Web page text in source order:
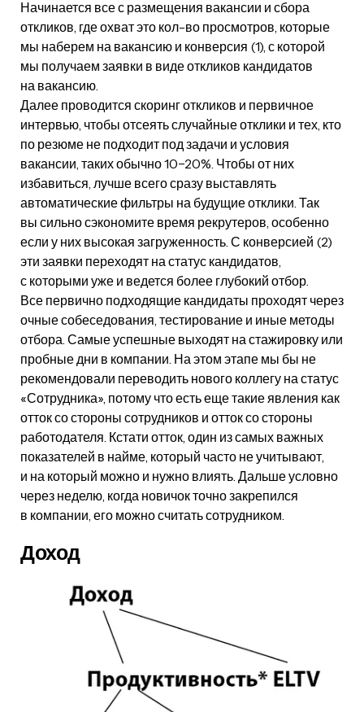
Начинается все с размещения вакансии и сбора
откликов, где охват это кол-во просмотров, которые
мы наберем на вакансию и конверсия (1), с которой
мы получаем заявки в виде откликов кандидатов
на вакансию.
Далее проводится скоринг откликов и первичное
интервью, чтобы отсеять случайные отклики и тех, кто
по резюме не подходит под задачи и условия
вакансии, таких обычно 10−20%. Чтобы от них
избавиться, лучше всего сразу выставлять
автоматические фильтры на будущие отклики. Так
вы сильно сэкономите время рекрутеров, особенно
если у них высокая загруженность. С конверсией (2)
эти заявки переходят на статус кандидатов,
с которыми уже и ведется более глубокий отбор.
Все первично подходящие кандидаты проходят через
очные собеседования, тестирование и иные методы
отбора. Самые успешные выходят на стажировку или
пробные дни в компании. На этом этапе мы бы не
рекомендовали переводить нового коллегу на статус
«Сотрудника», потому что есть еще такие явления как
отток со стороны сотрудников и отток со стороны
работодателя. Кстати отток, один из самых важных
показателей в найме, который часто не учитывают,
и на который можно и нужно влиять. Дальше условно
через неделю, когда новичок точно закрепился
в компании, его можно считать сотрудником.
Доход